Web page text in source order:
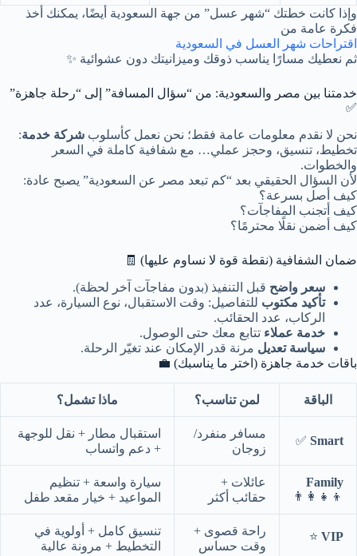
وإذا كانت خطتك “شهر عسل” من جهة السعودية أيضًا، يمكنك أخذ
فكرة عامة من
اقتراحات شهر العسل في السعودية
ثم نعطيك مسارًا يناسب ذوقك وميزانيتك دون عشوائية ✨
خدمتنا بين مصر والسعودية: من “سؤال المسافة” إلى “رحلة جاهزة”
✅
نحن لا نقدم معلومات عامة فقط؛ نحن نعمل كأسلوب شركة خدمة:
تخطيط، تنسيق، وحجز عملي… مع شفافية كاملة في السعر
والخطوات.
لأن السؤال الحقيقي بعد “كم تبعد مصر عن السعودية” يصبح عادة:
كيف أصل بسرعة؟
كيف أتجنب المفاجآت؟
كيف أضمن نقلًا محترمًا؟
ضمان الشفافية (نقطة قوة لا نساوم عليها) 🧾
سعر واضح قبل التنفيذ (بدون مفاجآت آخر لحظة).
تأكيد مكتوب للتفاصيل: وقت الاستقبال، نوع السيارة، عدد
الركاب، عدد الحقائب.
خدمة عملاء تتابع معك حتى الوصول.
سياسة تعديل مرنة قدر الإمكان عند تغيّر الرحلة.
باقات خدمة جاهزة (اختر ما يناسبك) 💼
الباقة لمن تناسب؟ ماذا تشمل؟
Smart
✅
مسافر منفرد/
زوجان
استقبال مطار + نقل للوجهة
+ دعم واتساب
Family
👨‍👩‍👧‍👦
عائلات +
حقائب أكثر
سيارة واسعة + تنظيم
المواعيد + خيار مقعد طفل
VIP
⭐
راحة قصوى +
وقت حساس
تنسيق كامل + أولوية في
التخطيط + مرونة عالية